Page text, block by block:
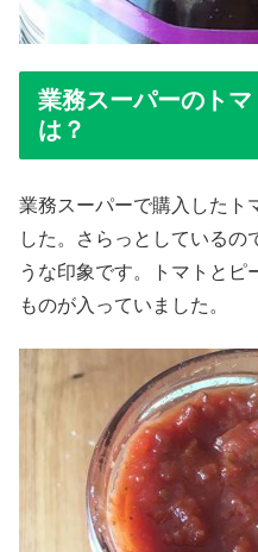
業務スーパーのト
は？
業務スーパーで購入したト
した。さらっとしているの
うな印象です。トマトとピ
ものが入っていました。